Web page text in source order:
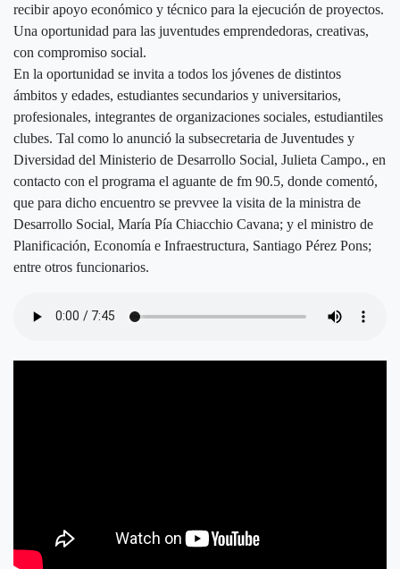
recibir apoyo económico y técnico para la ejecución de proyectos.
Una oportunidad para las juventudes emprendedoras, creativas,
con compromiso social.
En la oportunidad se invita a todos los jóvenes de distintos
ámbitos y edades, estudiantes secundarios y universitarios,
profesionales, integrantes de organizaciones sociales, estudiantiles
clubes. Tal como lo anunció la subsecretaria de Juventudes y
Diversidad del Ministerio de Desarrollo Social, Julieta Campo., en
contacto con el programa el aguante de fm 90.5, donde comentó,
que para dicho encuentro se prevvee la visita de la ministra de
Desarrollo Social, María Pía Chiacchio Cavana; y el ministro de
Planificación, Economía e Infraestructura, Santiago Pérez Pons;
entre otros funcionarios.